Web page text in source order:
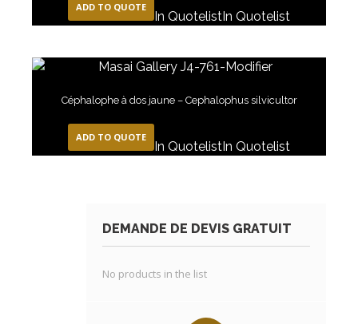
ADD TO QUOTE
In Quotelist In Quotelist
Céphalophe à dos jaune – Cephalophus silvicultor
ADD TO QUOTE
In Quotelist In Quotelist
DEMANDE DE DEVIS GRATUIT
No products in the list